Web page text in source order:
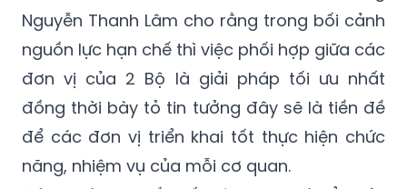
đơn vị của 2 Bộ là giải pháp tối ưu nhất
đồng thời bày tỏ tin tưởng đây sẽ là tiền đề
để các đơn vị triển khai tốt thực hiện chức
năng, nhiệm vụ của mỗi cơ quan.
Đánh giá cao đề xuất xây dựng và tổ chức
thực hiện Chương trình phối hợp, Thứ trưởng